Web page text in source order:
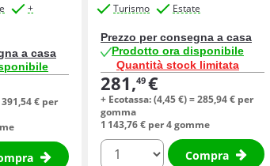
+
a casa
391,54€ per
Turismo Estate
Prezzo per consegna a casa
Prodotto ora disponibile
Quantità stock limitata
281,49 €
+ Ecotassa: (4,45€) =285,94€ per
gomma
1 143,76€ per 4 gomme
quantità
Compra